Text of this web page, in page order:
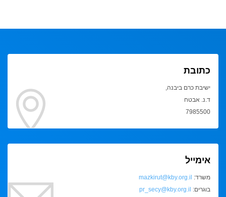
כתובת
ישיבת כרם ביבנה,
ד.נ. אבטח
7985500
אימייל
משרד: mazkirut@kby.org.il
בוגרים: pr_secy@kby.org.il